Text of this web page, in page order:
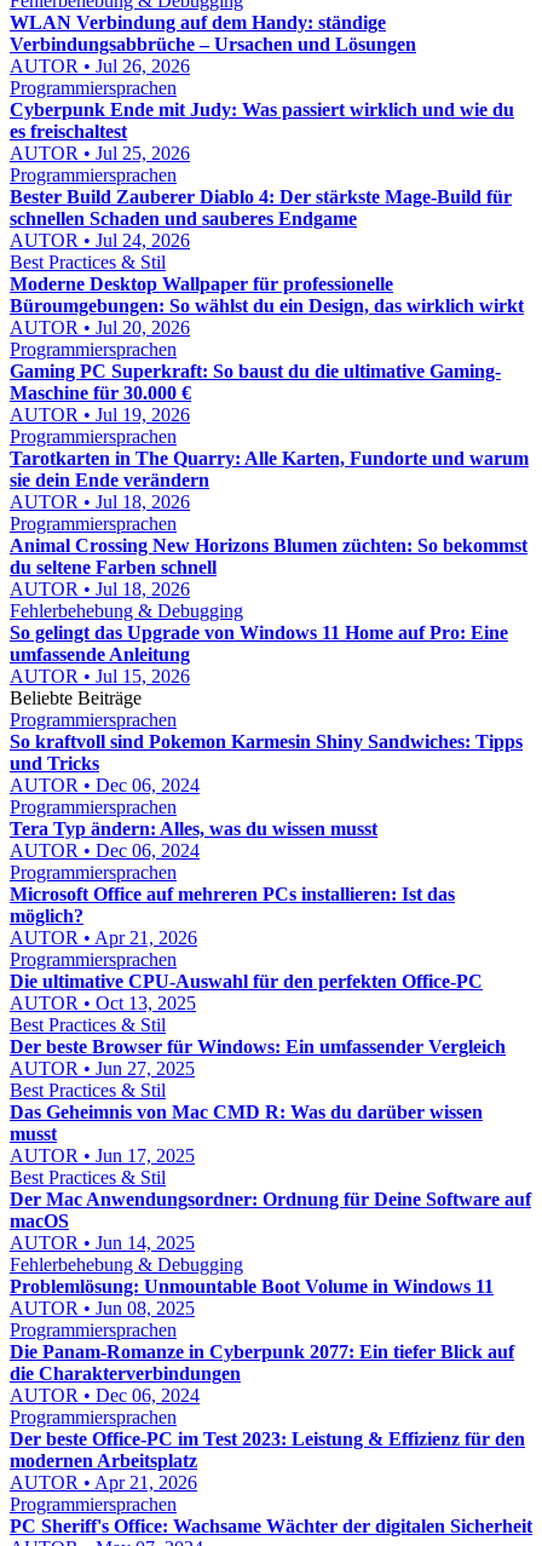
WLAN Verbindung auf dem Handy: ständige
Verbindungsabbrüche – Ursachen und Lösungen
AUTOR • Jul 26, 2026
Programmiersprachen
Cyberpunk Ende mit Judy: Was passiert wirklich und wie du
es freischaltest
AUTOR • Jul 25, 2026
Programmiersprachen
Bester Build Zauberer Diablo 4: Der stärkste Mage-Build für
schnellen Schaden und sauberes Endgame
AUTOR • Jul 24, 2026
Best Practices & Stil
Moderne Desktop Wallpaper für professionelle
Büroumgebungen: So wählst du ein Design, das wirklich wirkt
AUTOR • Jul 20, 2026
Programmiersprachen
Gaming PC Superkraft: So baust du die ultimative Gaming-
Maschine für 30.000 €
AUTOR • Jul 19, 2026
Programmiersprachen
Tarotkarten in The Quarry: Alle Karten, Fundorte und warum
sie dein Ende verändern
AUTOR • Jul 18, 2026
Programmiersprachen
Animal Crossing New Horizons Blumen züchten: So bekommst
du seltene Farben schnell
AUTOR • Jul 18, 2026
Fehlerbehebung & Debugging
So gelingt das Upgrade von Windows 11 Home auf Pro: Eine
umfassende Anleitung
AUTOR • Jul 15, 2026
Beliebte Beiträge
Programmiersprachen
So kraftvoll sind Pokemon Karmesin Shiny Sandwiches: Tipps
und Tricks
AUTOR • Dec 06, 2024
Programmiersprachen
Tera Typ ändern: Alles, was du wissen musst
AUTOR • Dec 06, 2024
Programmiersprachen
Microsoft Office auf mehreren PCs installieren: Ist das
möglich?
AUTOR • Apr 21, 2026
Programmiersprachen
Die ultimative CPU-Auswahl für den perfekten Office-PC
AUTOR • Oct 13, 2025
Best Practices & Stil
Der beste Browser für Windows: Ein umfassender Vergleich
AUTOR • Jun 27, 2025
Best Practices & Stil
Das Geheimnis von Mac CMD R: Was du darüber wissen
musst
AUTOR • Jun 17, 2025
Best Practices & Stil
Der Mac Anwendungsordner: Ordnung für Deine Software auf
macOS
AUTOR • Jun 14, 2025
Fehlerbehebung & Debugging
Problemlösung: Unmountable Boot Volume in Windows 11
AUTOR • Jun 08, 2025
Programmiersprachen
Die Panam-Romanze in Cyberpunk 2077: Ein tiefer Blick auf
die Charakterverbindungen
AUTOR • Dec 06, 2024
Programmiersprachen
Der beste Office-PC im Test 2023: Leistung & Effizienz für den
modernen Arbeitsplatz
AUTOR • Apr 21, 2026
Programmiersprachen
PC Sheriff's Office: Wachsame Wächter der digitalen Sicherheit